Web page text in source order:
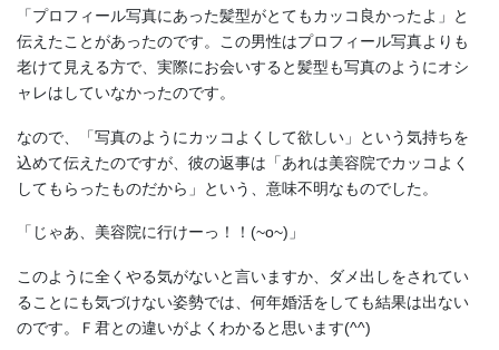
「プロフィール写真にあった髪型がとてもカッコ良かったよ」と
伝えたことがあったのです。この男性はプロフィール写真よりも
老けて見える方で、実際にお会いすると髪型も写真のようにオシ
ャレはしていなかったのです。
なので、「写真のようにカッコよくして欲しい」という気持ちを
込めて伝えたのですが、彼の返事は「あれは美容院でカッコよく
してもらったものだから」という、意味不明なものでした。
「じゃあ、美容院に行けーっ！！(~o~)」
このように全くやる気がないと言いますか、ダメ出しをされてい
ることにも気づけない姿勢では、何年婚活をしても結果は出ない
のです。Ｆ君との違いがよくわかると思います(^^)